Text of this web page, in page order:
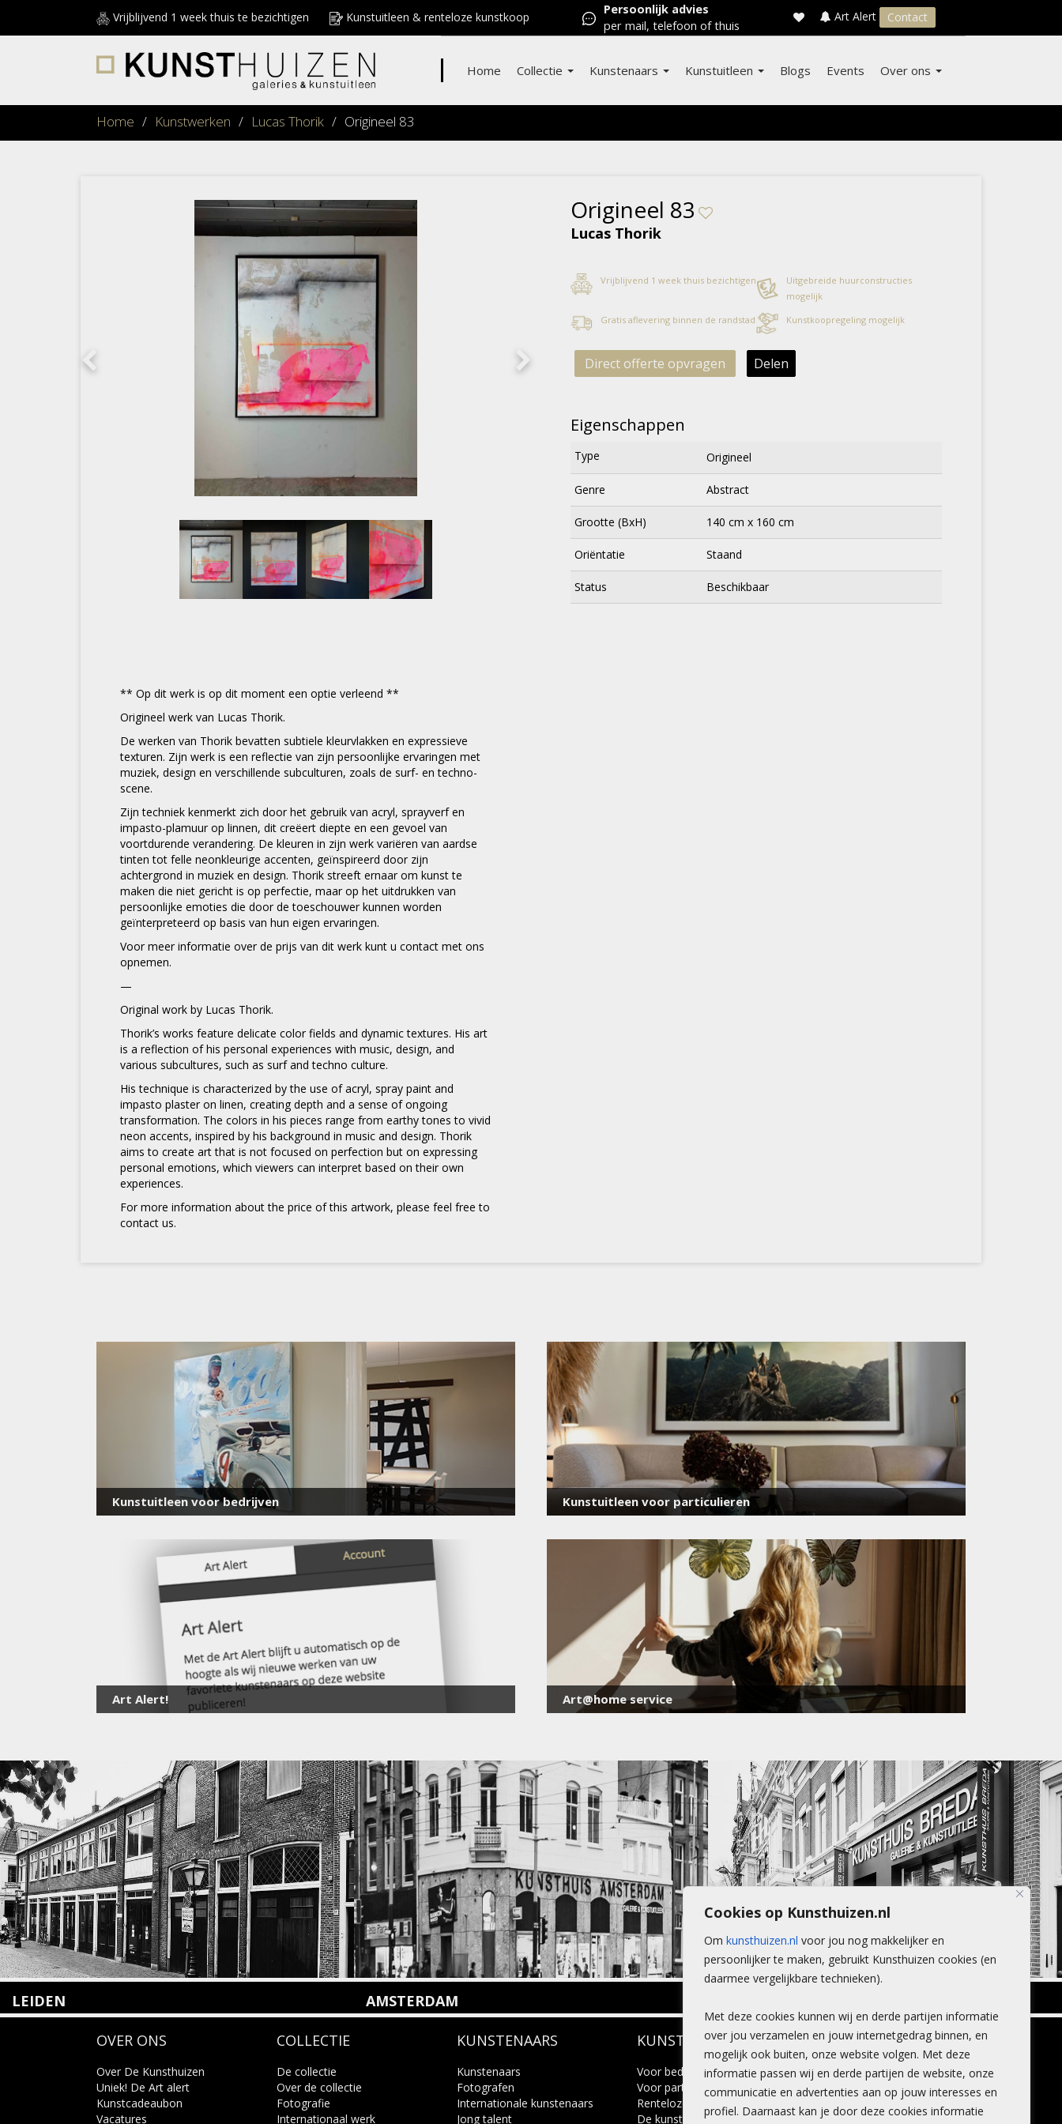
Cookies op Kunsthuizen.nl
Om kunsthuizen.nl voor jou nog makkelijker en
persoonlijker te maken, gebruikt Kunsthuizen cookies (en
daarmee vergelijkbare technieken).
Met deze cookies kunnen wij en derde partijen informatie
over jou verzamelen en jouw internetgedrag binnen, en
mogelijk ook buiten, onze website volgen. Met deze
informatie passen wij en derde partijen de website, onze
communicatie en advertenties aan op jouw interesses en
profiel. Daarnaast kan je door deze cookies informatie
Vrijblijvend 1 week thuis te bezichtigen Kunstuitleen & renteloze kunstkoop
Persoonlijk advies
per mail, telefoon of thuis
Art Alert Contact
Home Collectie Kunstenaars Kunstuitleen Blogs Events Over ons
Home / Kunstwerken / Lucas Thorik / Origineel 83
** Op dit werk is op dit moment een optie verleend **
Origineel werk van Lucas Thorik.
De werken van Thorik bevatten subtiele kleurvlakken en expressieve
texturen. Zijn werk is een reflectie van zijn persoonlijke ervaringen met
muziek, design en verschillende subculturen, zoals de surf- en techno-
scene.
Zijn techniek kenmerkt zich door het gebruik van acryl, sprayverf en
impasto-plamuur op linnen, dit creëert diepte en een gevoel van
voortdurende verandering. De kleuren in zijn werk variëren van aardse
tinten tot felle neonkleurige accenten, geïnspireerd door zijn
achtergrond in muziek en design. Thorik streeft ernaar om kunst te
maken die niet gericht is op perfectie, maar op het uitdrukken van
persoonlijke emoties die door de toeschouwer kunnen worden
geïnterpreteerd op basis van hun eigen ervaringen.
Voor meer informatie over de prijs van dit werk kunt u contact met ons
opnemen.
—
Original work by Lucas Thorik.
Thorik’s works feature delicate color fields and dynamic textures. His art
is a reflection of his personal experiences with music, design, and
various subcultures, such as surf and techno culture.
His technique is characterized by the use of acryl, spray paint and
impasto plaster on linen, creating depth and a sense of ongoing
transformation. The colors in his pieces range from earthy tones to vivid
neon accents, inspired by his background in music and design. Thorik
aims to create art that is not focused on perfection but on expressing
personal emotions, which viewers can interpret based on their own
experiences.
For more information about the price of this artwork, please feel free to
contact us.
Origineel 83
Lucas Thorik
Vrijblijvend 1 week thuis bezichtigen
Uitgebreide huurconstructies
mogelijk
Gratis aflevering binnen de randstad
Kunstkoopregeling mogelijk
Direct offerte opvragen Delen
Eigenschappen
Type Origineel
Genre Abstract
Grootte (BxH) 140 cm x 160 cm
Oriëntatie Staand
Status Beschikbaar
Kunstuitleen voor bedrijven Kunstuitleen voor particulieren
Art Alert! Art@home service
LEIDEN
info@kunsthuisleiden.nl
AMSTERDAM
1075 VX Amsterdam
info@kunsthuisamsterdam.nl
Lees meer
Wilhelminastraat 11
4818 SB Breda
+31 (0)76 5221309
info@kunsthuisbreda.nl
Lees meer
OVER ONS
Over De Kunsthuizen
Uniek! De Art alert
Kunstcadeaubon
Vacatures
COLLECTIE
De collectie
Over de collectie
Fotografie
Internationaal werk
KUNSTENAARS
Kunstenaars
Fotografen
Internationale kunstenaars
Jong talent
KUNSTUITLEEN
Voor bedrijven
Voor particulieren
Renteloze kunstkoop
De kunstcadeaubon
CONTACT
Contact
Leiden
Amsterdam
Breda
voor onze nieuwsbrief